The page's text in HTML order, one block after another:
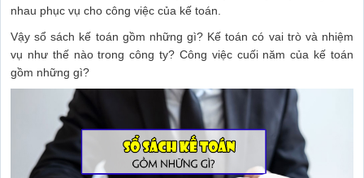
nhau phục vụ cho công việc của kế toán.
Vậy sổ sách kế toán gồm những gì? Kế toán có vai trò và nhiệm
vụ như thế nào trong công ty? Công việc cuối năm của kế toán
gồm những gì?